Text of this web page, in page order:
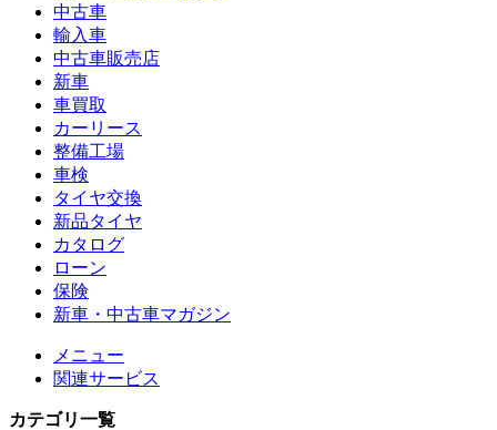
中古車
輸入車
中古車販売店
新車
車買取
カーリース
整備工場
車検
タイヤ交換
新品タイヤ
カタログ
ローン
保険
新車・中古車マガジン
メニュー
関連サービス
カテゴリ一覧